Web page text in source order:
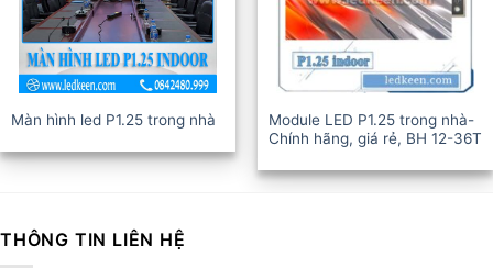
Màn hình led P1.25 trong nhà
Module LED P1.25 trong nhà-
Chính hãng, giá rẻ, BH 12-36T
THÔNG TIN LIÊN HỆ